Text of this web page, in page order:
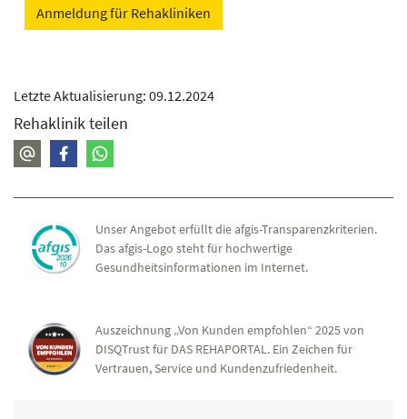
Anmeldung für Rehakliniken
Letzte Aktualisierung: 09.12.2024
Rehaklinik teilen
Unser Angebot erfüllt die afgis-Transparenzkriterien.
Das afgis-Logo steht für hochwertige
Gesundheitsinformationen im Internet.
Auszeichnung „Von Kunden empfohlen“ 2025 von
DISQTrust für DAS REHAPORTAL. Ein Zeichen für
Vertrauen, Service und Kundenzufriedenheit.